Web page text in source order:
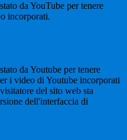
da YouTube per tenere
incorporati.
da Youtube per tenere
i video di Youtube incorporati
del sito web sta
dell'interfaccia di